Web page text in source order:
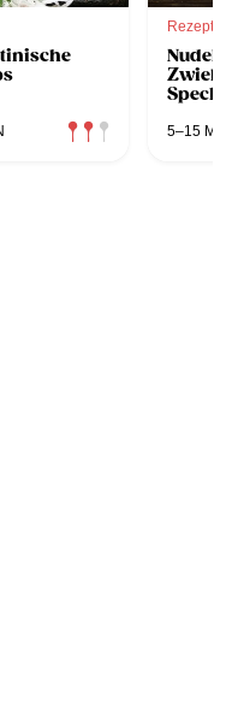
Rezept
Speck
5–15 MIN